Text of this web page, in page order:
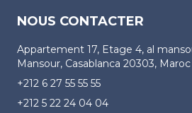
NOUS CONTACTER
Appartement 17, Etage 4, al
Mansour, Casablanca 20303, Maroc
+212 6 27 55 55 55
+212 5 22 24 04 04